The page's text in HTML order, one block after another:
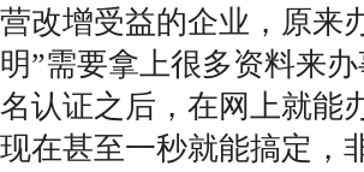
营改增受益的企业，原来
明”需要拿上很多资料来
名认证之后，在网上就能
现在甚至一秒就能搞定，